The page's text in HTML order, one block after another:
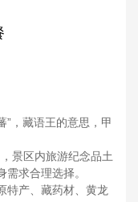
”，藏语王的意思，甲
，景区内旅游纪念品土
求合理选择。
特产、藏药材、黄龙